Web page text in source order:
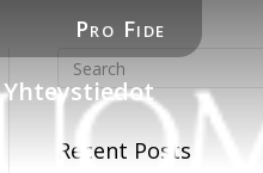
Pro Fide
Yhteystiedot
Recent Posts